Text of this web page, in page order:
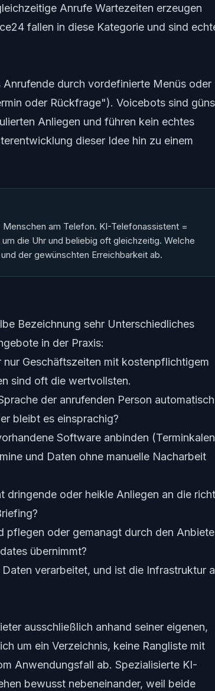
Anrufe Wartezeiten erzeugen
fallen in diese Kategorie und sind
durch vordefinierte Menüs oder
oder Rückfrage"). Voicebots sind
Anliegen und führen kein echtes
dieser Idee hin zu einem
am Telefon. KI-Telefonassistent =
die Uhr und beliebig oft gleichzeitig. Welche
der gewünschten Erreichbarkeit ab.
Bezeichnung sehr Unterschiedliches
in der Praxis:
Geschäftszeiten mit kostenpflichtigem
sind oft die wertvollsten.
der anrufenden Person automatisch
bleibt es einsprachig?
Software anbinden
und Daten ohne manuelle Nacharbeit
dringende oder heikle Anliegen an die
pflegen oder gemanagt durch den
übernimmt?
verarbeitet, und ist die Infrastruktur
ausschließlich anhand seiner eigenen,
um ein Verzeichnis, keine Rangliste mit
Anwendungsfall ab. Spezialisierte KI-
bewusst nebeneinander, weil beide